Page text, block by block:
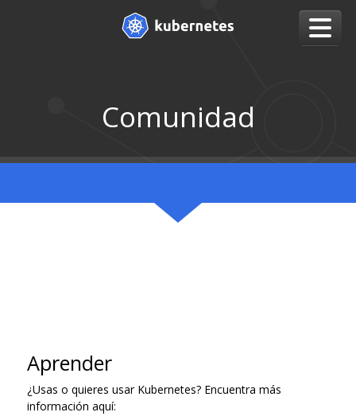
Comunidad
Aprender
¿Usas o quieres usar Kubernetes? Encuentra más
información aquí: